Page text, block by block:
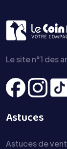
Le site n°1 des
Astuces
Astuces de